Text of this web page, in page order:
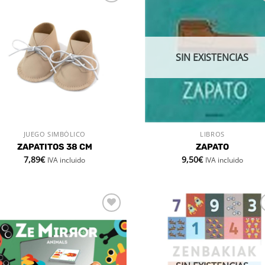
VISTA RÁPIDA
JUEGO SIMBÓLICO
ZAPATITOS 38 CM
7,89€ IVA incluido
VISTA RÁPIDA
SIN EXISTENCIAS
LIBROS
ZAPATO
9,50€ IVA incluido
Añadir
a la
lista de
deseos
a